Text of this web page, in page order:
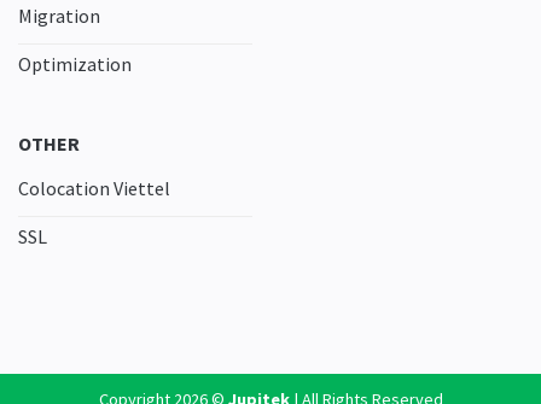
Migration
Optimization
OTHER
Colocation Viettel
SSL
Copyright 2026 © Jupitek| All Rights Reserved